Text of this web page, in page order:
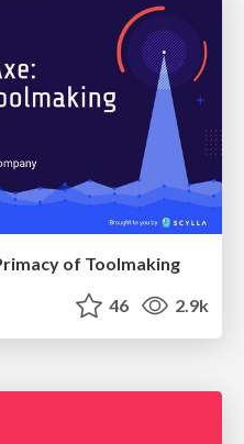
of Toolmaking
46 2.9k